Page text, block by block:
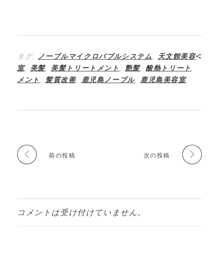
タグ: ノーブルマイクロバブルシステム
天文館美容
室, 美髪 美髪トリートメント 艶髪 ,酸熱トリート
メント
髪質改善, 鹿児島ノーブル, 鹿児島美容室
前の投稿 次の投稿
コメントは受け付けていません。